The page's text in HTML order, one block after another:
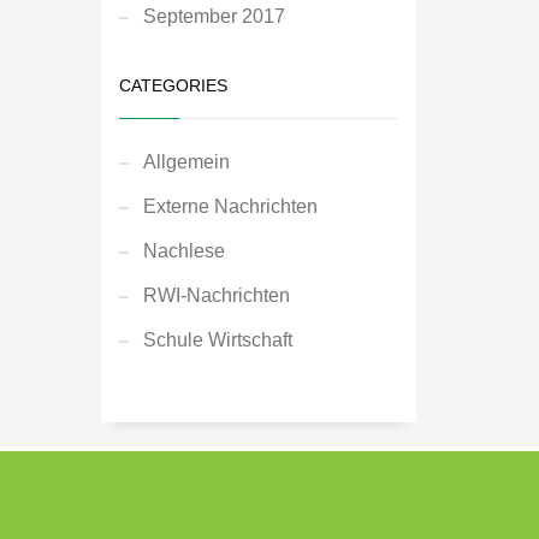
September 2017
CATEGORIES
Allgemein
Externe Nachrichten
Nachlese
RWI-Nachrichten
Schule Wirtschaft